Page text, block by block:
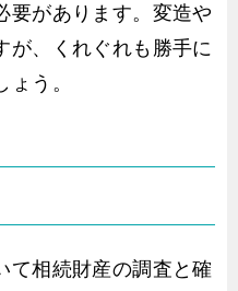
要があります。変造や
が、くれぐれも勝手に
う。
て相続財産の調査と確